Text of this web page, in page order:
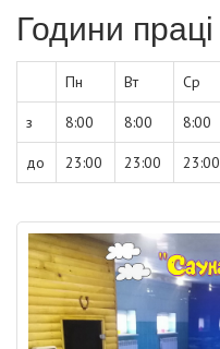
Години праці
Пн Вт Ср
з 8:00 8:00 8:00
до 23:00 23:00 23:00